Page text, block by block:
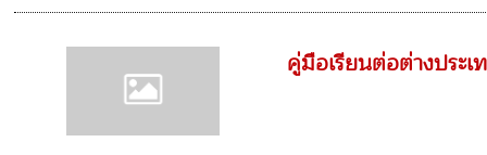
คู่มือเรียนต่อต่างประเ